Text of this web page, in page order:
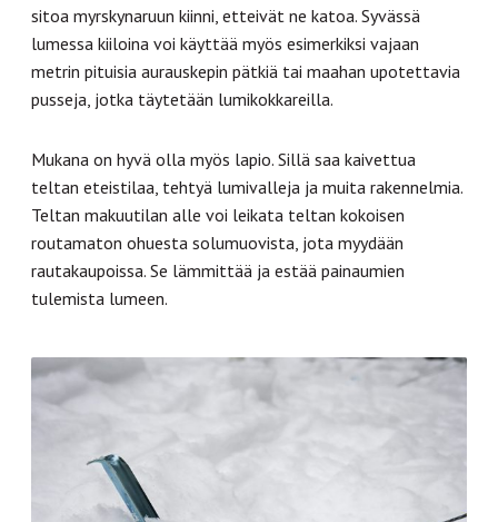
sitoa myrskynaruun kiinni, etteivät ne katoa. Syvässä
lumessa kiiloina voi käyttää myös esimerkiksi vajaan
metrin pituisia aurauskepin pätkiä tai maahan upotettavia
pusseja, jotka täytetään lumikokkareilla.
Mukana on hyvä olla myös lapio. Sillä saa kaivettua
teltan eteistilaa, tehtyä lumivalleja ja muita rakennelmia.
Teltan makuutilan alle voi leikata teltan kokoisen
routamaton ohuesta solumuovista, jota myydään
rautakaupoissa. Se lämmittää ja estää painaumien
tulemista lumeen.